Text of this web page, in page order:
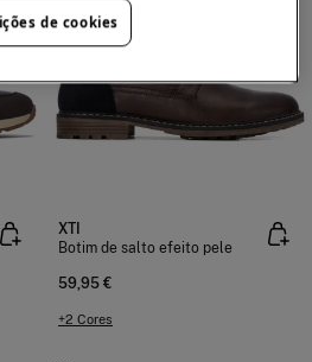
XTI
Botim de salto efeito pele
59,95 €
+2 Cores
de cookies